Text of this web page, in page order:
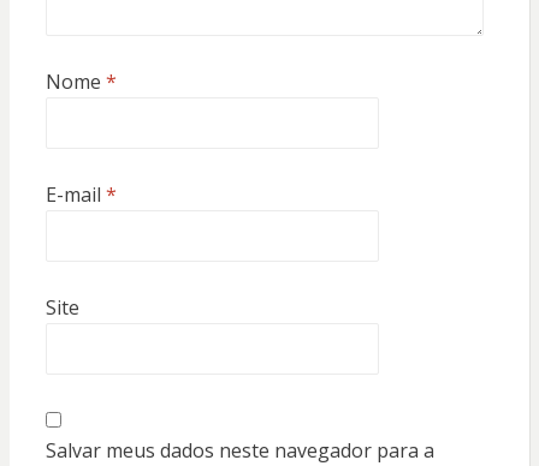
Nome *
E-mail *
Site
Salvar meus dados neste navegador para a